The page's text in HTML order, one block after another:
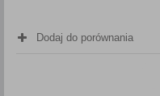
Dodaj do porównania